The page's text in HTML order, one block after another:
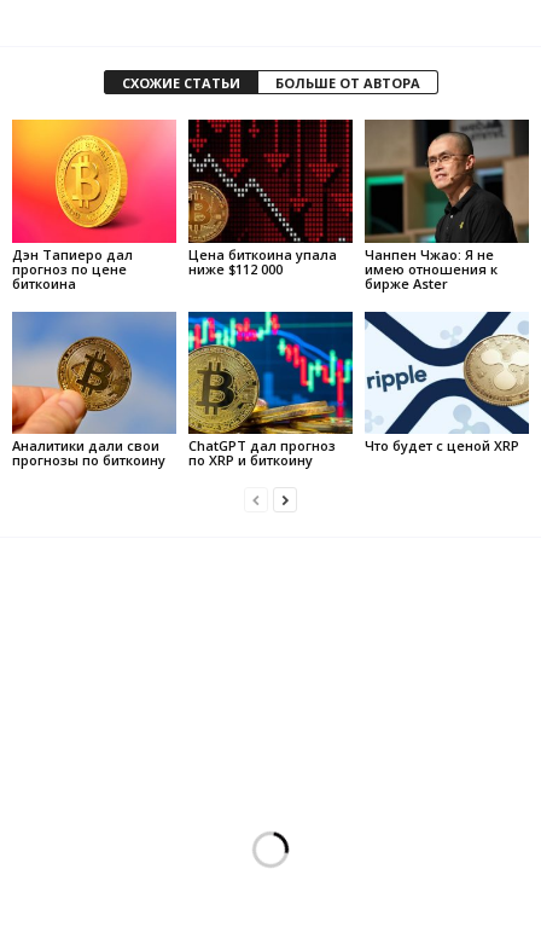
СХОЖИЕ СТАТЬИ БОЛЬШЕ ОТ АВТОРА
Дэн Тапиеро дал
прогноз по цене
биткоина
Цена биткоина упала
ниже $112 000
Чанпен Чжао: Я не
имею отношения к
бирже Aster
Аналитики дали свои
прогнозы по биткоину
ChatGPT дал прогноз
по XRP и биткоину
Что будет с ценой XRP